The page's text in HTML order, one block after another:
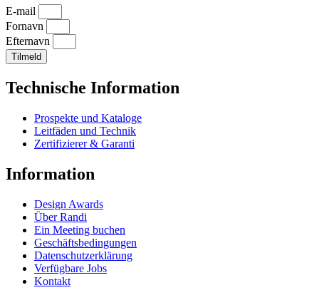
E-mail
Fornavn
Efternavn
Tilmeld
Technische Information
Prospekte und Kataloge
Leitfäden und Technik
Zertifizierer & Garanti
Information
Design Awards
Über Randi
Ein Meeting buchen
Geschäftsbedingungen
Datenschutzerklärung
Verfügbare Jobs
Kontakt